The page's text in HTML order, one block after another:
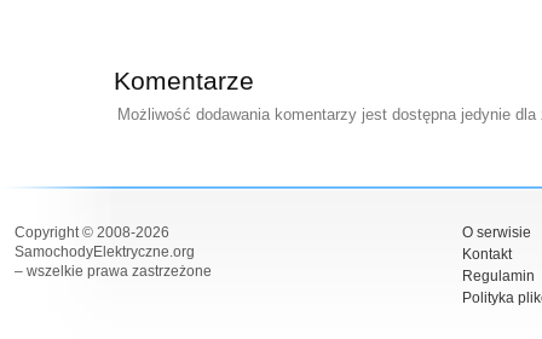
Komentarze
Możliwość dodawania komentarzy jest dostępna jedynie
Copyright © 2008-2026
SamochodyElektryczne.org
– wszelkie prawa zastrzeżone
O serwisie
Kontakt
Regulamin
Polityka